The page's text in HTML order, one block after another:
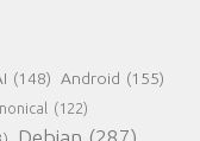
(148) Android (155)
(122)